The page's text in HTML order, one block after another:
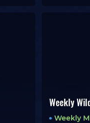
Weekly
Weekly